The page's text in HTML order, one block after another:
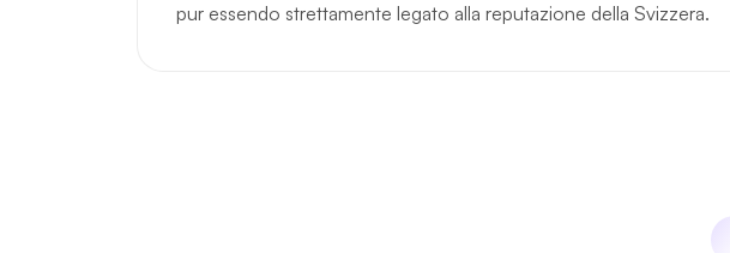
pur essendo strettamente legato alla reputazione della Svizzera.